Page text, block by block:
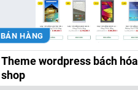
BÁN HÀNG
Theme wordpress bách hóa
shop